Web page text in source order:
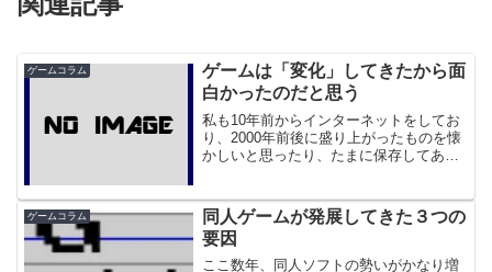
ゲームコラム
ゲームは「変化」してきたから面
白かったのだと思う
私も10年前からインターネットをしてお
り、2000年前後に盛り上がったものを懐
かしいと思ったり、たまに保存してある
なんだかそういった楽しさがありまし
た。しかし、もし今が...
ゲームコラム
同人ゲームが発展してきた３つの
要因
ここ数年、同人ソフトの勢いがかなり増